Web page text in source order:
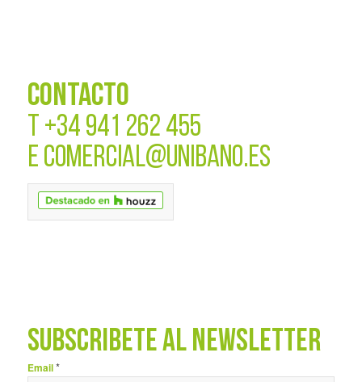
CONTACTO
T +34 941 262 455
E COMERCIAL@UNIBANO.ES
SUBSCRÍBETE AL NEWSLETTER
Email*